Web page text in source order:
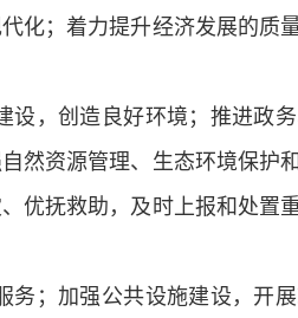
化；着力提升经济发展的质
设，创造良好环境；推进政
然资源管理、生态环境保护
优抚救助，及时上报和处置
务；加强公共设施建设，开